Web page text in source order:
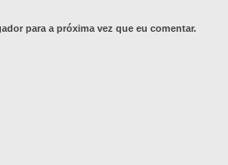
para a próxima vez que eu comentar.